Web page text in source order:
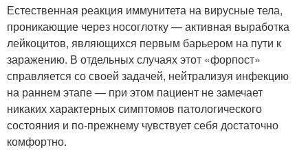
Естественная реакция иммунитета на вирусные тела,
проникающие через носоглотку — активная выработка
лейкоцитов, являющихся первым барьером на пути к
заражению. В отдельных случаях этот «форпост»
справляется со своей задачей, нейтрализуя инфекцию
на раннем этапе — при этом пациент не замечает
никаких характерных симптомов патологического
состояния и по-прежнему чувствует себя достаточно
комфортно.